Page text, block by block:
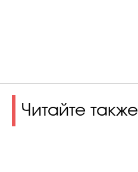
Читайте также